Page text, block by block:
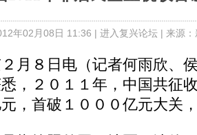
年02月08日 11:36 | 进入复兴论坛| 来源
８日电（记者何雨欣、
，２０１１年，中国共征
，首破１０００亿元大关